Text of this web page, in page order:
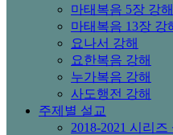
마태복음 5장 강해
마태복음 13장 강
요나서 강해
요한복음 강해
누가복음 강해
사도행전 강해
주제별 설교
2018-2021 시리즈